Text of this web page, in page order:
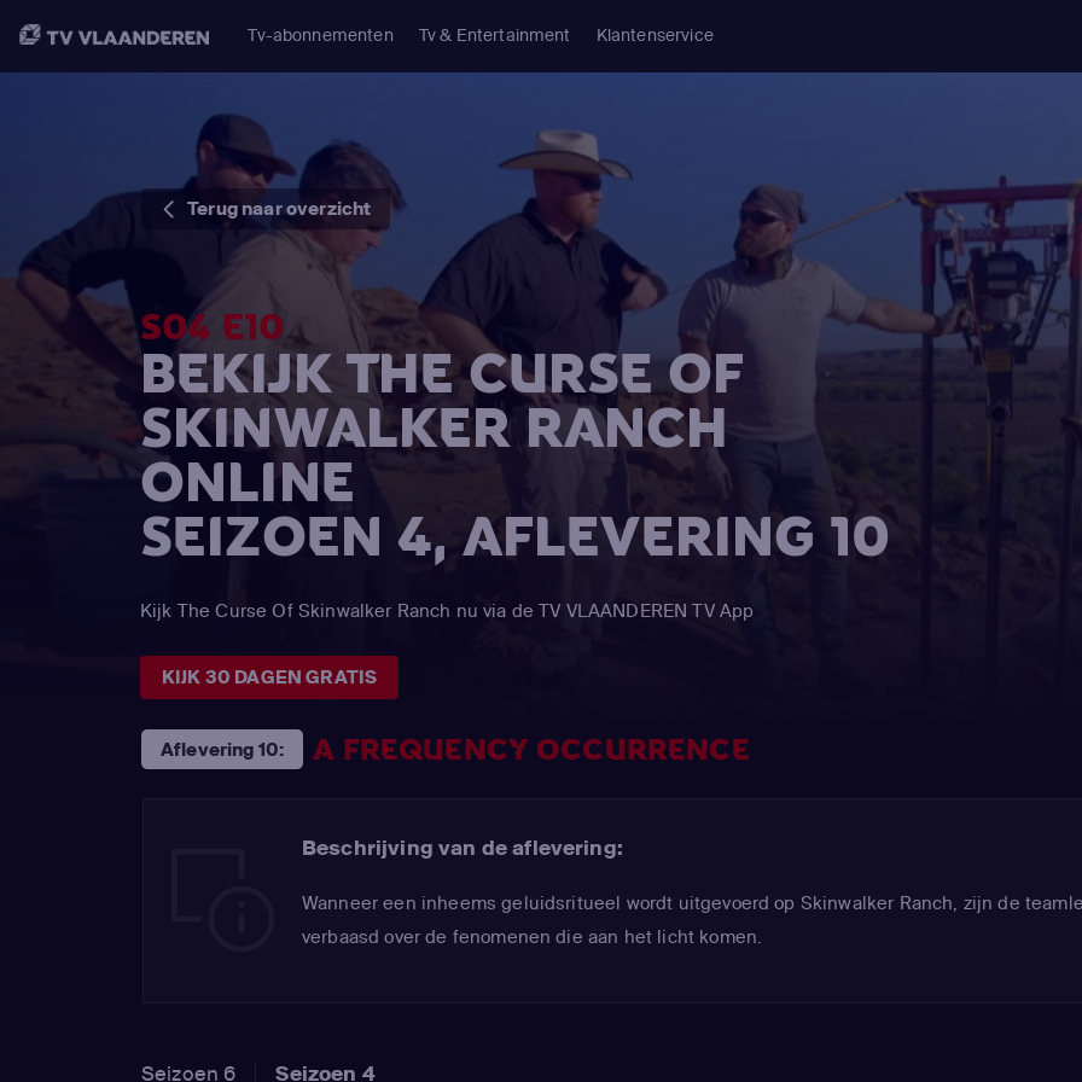
Tv-abonnementen Tv & Entertainment Klantenservice
Terug naar overzicht
S04 E10
BEKIJK THE CURSE OF
SKINWALKER RANCH
ONLINE
SEIZOEN 4, AFLEVERING 10
Kijk The Curse Of Skinwalker Ranch nu via de TV VLAANDEREN TV App
KIJK 30 DAGEN GRATIS
Aflevering 10: A FREQUENCY OCCURRENCE
Beschrijving van de aflevering:
Wanneer een inheems geluidsritueel wordt uitgevoerd op Skinwalker Ranch, zijn de
verbaasd over de fenomenen die aan het licht komen.
Seizoen 6 Seizoen 4